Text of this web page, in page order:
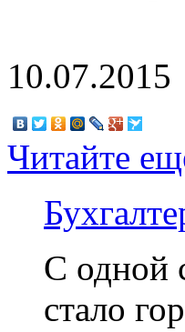
10.07.2015
Читайте
С одной
стало